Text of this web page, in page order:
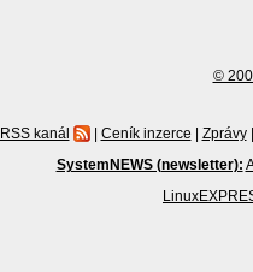
©
RSS kanál | Ceník inzerce | Zprávy |
SystemNEWS (newsletter):